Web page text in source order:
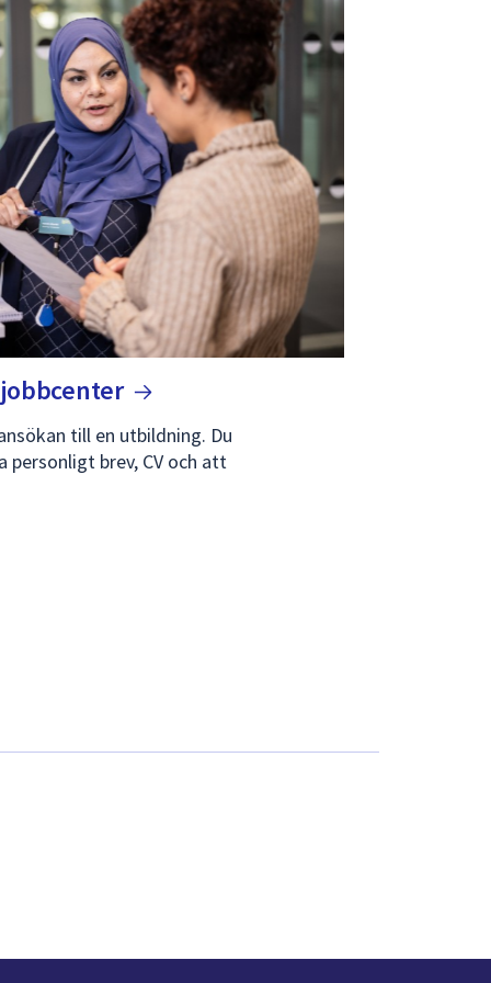
jobbcenter
till en utbildning. Du
personligt brev, CV och att